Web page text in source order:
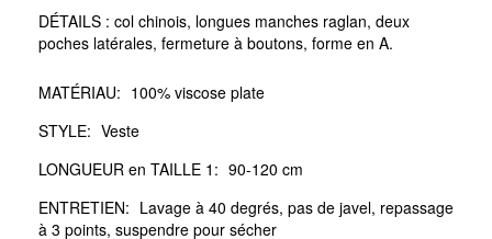
DÉTAILS : col chinois, longues manches raglan, deux
poches latérales, fermeture à boutons, forme en A.
MATÉRIAU: 100% viscose plate
STYLE: Veste
LONGUEUR en TAILLE 1: 90-120 cm
ENTRETIEN: Lavage à 40 degrés, pas de javel, repassage
à 3 points, suspendre pour sécher